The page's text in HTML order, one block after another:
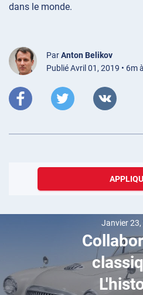
dans le monde.
ParAnton Belikov
Publié Avril 01, 2019 • 6m
Janvier 23,